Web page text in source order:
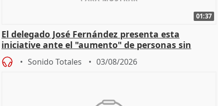
01:37
El delegado José Fernández presenta esta
iniciative ante el "aumento" de personas sin
hogar en Madri
Sonido Totales 03/08/2026